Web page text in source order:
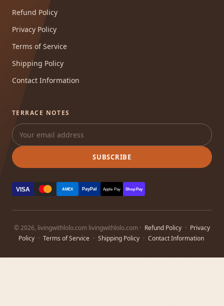
Refund Policy
Privacy Policy
Terms of Service
Shipping Policy
Contact Information
TERRACE NOTES
SUBSCRIBE
VISA AMEX PayPal Apple Pay Shop Pay
© 2026, livingwithlolo.com livingwithlolo.com · Refund Policy · Privacy
Policy · Terms of Service · Shipping Policy · Contact Information